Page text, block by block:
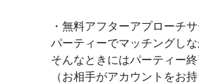
・無料アフターアプローチ
パーティーでマッチングし
そんなときにはパーティー
（お相手がアカウントをお